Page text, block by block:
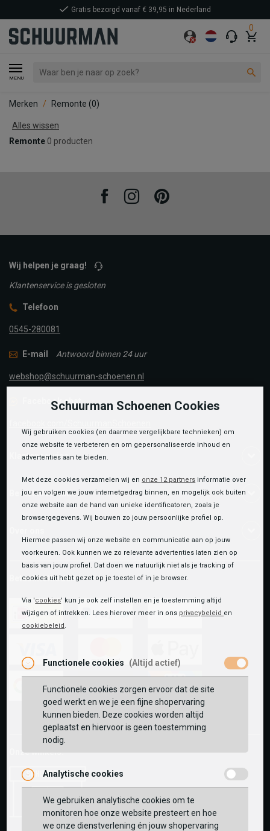
0
MENU
Gratis bezorgd vanaf € 39,95 in Nederland
Merken Remonte (0)
Alles wissen
Remonte 0 producten
FacebookInstagramPinterest
Wij helpen je graag!
Klantenservice is gesloten
Telefoon
0545-280081
E-mail Antwoord binnen 24 uur
webshop@schuurman-schoenen.nl
Facebook chat
Klantenservice
Bestelinformatie
Betaalmethoden
visa
fashion-
cheque
vvv-
giftcard
Onze winkels:
Schuurman Schoenen Cookies
Wij gebruiken cookies (en daarmee vergelijkbare technieken) om
onze website te verbeteren en om gepersonaliseerde inhoud en
advertenties aan te bieden.
Met deze cookies verzamelen wij en onze 12 partners informatie over
jou en volgen we jouw internetgedrag binnen, en mogelijk ook buiten
onze website aan de hand van unieke identificatoren, zoals je
browsergegevens. Wij bouwen zo jouw persoonlijke profiel op.
Hiermee passen wij onze website en communicatie aan op jouw
voorkeuren. Ook kunnen we zo relevante advertenties laten zien op
basis van jouw profiel. Dat doen we natuurlijk niet als je tracking of
cookies uit hebt gezet op je toestel of in je browser.
Via 'cookies' kun je ook zelf instellen en je toestemming altijd
wijzigen of intrekken. Lees hierover meer in ons privacybeleid en
cookiebeleid.
Functionele cookies (Altijd actief)
Functionele cookies zorgen ervoor dat de site
goed werkt en we je een fijne shopervaring
kunnen bieden. Deze cookies worden altijd
geplaatst en hiervoor is geen toestemming
nodig.
Analytische cookies
We gebruiken analytische cookies om te
monitoren hoe onze website presteert en hoe
we onze dienstverlening én jouw shopervaring